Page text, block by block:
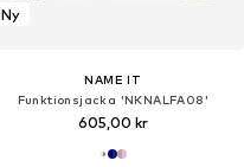
Ny
NAME IT
Funktionsjacka 'NKNALFA08'
605,00 kr